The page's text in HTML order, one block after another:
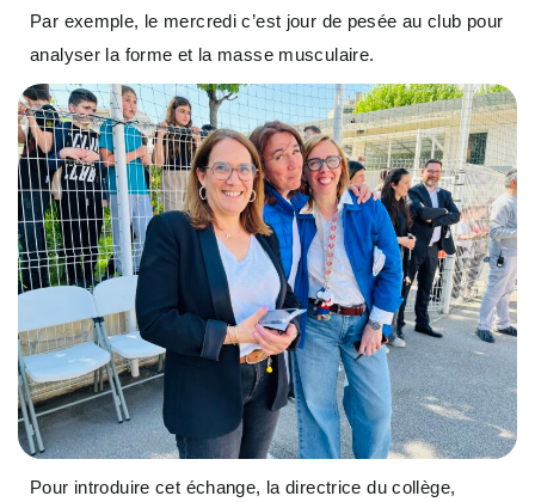
Par exemple, le mercredi c’est jour de pesée au club pour
analyser la forme et la masse musculaire.
Pour introduire cet échange, la directrice du collège,